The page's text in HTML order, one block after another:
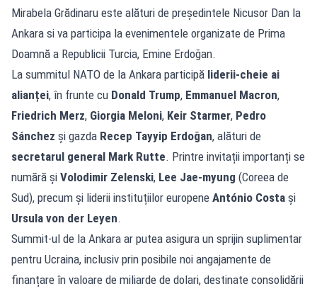
Mirabela Grădinaru este alături de președintele Nicusor Dan la
Ankara si va participa la evenimentele organizate de Prima
Doamnă a Republicii Turcia, Emine Erdoğan.
La summitul NATO de la Ankara participă liderii-cheie ai
alianței, în frunte cu Donald Trump, Emmanuel Macron,
Friedrich Merz, Giorgia Meloni, Keir Starmer, Pedro
Sánchez și gazda Recep Tayyip Erdoğan, alături de
secretarul general Mark Rutte. Printre invitații importanți se
numără și Volodimir Zelenski, Lee Jae-myung (Coreea de
Sud), precum și liderii instituțiilor europene António Costa și
Ursula von der Leyen.
Summit-ul de la Ankara ar putea asigura un sprijin suplimentar
pentru Ucraina, inclusiv prin posibile noi angajamente de
finanțare în valoare de miliarde de dolari, destinate consolidării